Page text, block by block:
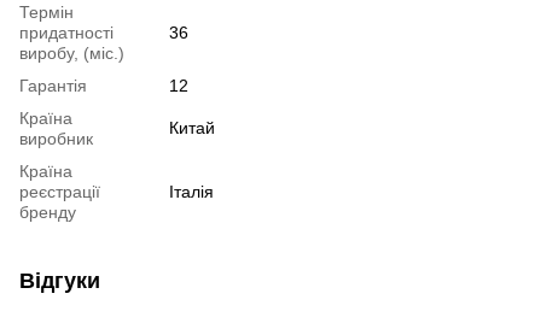
Термін
придатності
виробу, (міс.)
36
Гарантія
12
Країна
виробник
Китай
Країна
реєстрації
бренду
Італія
Відгуки